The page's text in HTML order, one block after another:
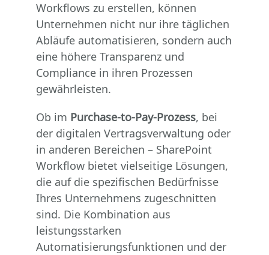
Workflows zu erstellen, können
Unternehmen nicht nur ihre täglichen
Abläufe automatisieren, sondern auch
eine höhere Transparenz und
Compliance in ihren Prozessen
gewährleisten.
Ob im Purchase-to-Pay-Prozess, bei
der digitalen Vertragsverwaltung oder
in anderen Bereichen – SharePoint
Workflow bietet vielseitige Lösungen,
die auf die spezifischen Bedürfnisse
Ihres Unternehmens zugeschnitten
sind. Die Kombination aus
leistungsstarken
Automatisierungsfunktionen und der